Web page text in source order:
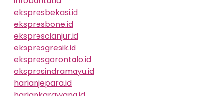
ekspresbekasi.id
ekspresbone.id
eksprescianjur.id
ekspresgresik.id
ekspresgorontalo.id
ekspresindramayu.id
harianjepara.id